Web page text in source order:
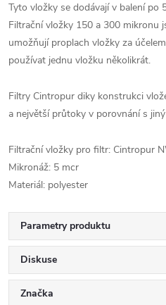
Tyto vložky se dodávají v balení po
Filtrační vložky 150 a 300 mikronu
umožňují proplach vložky za
používat jednu vložku několikrát.
Filtry Cintropur diky konstrukci
a největší průtoky v porovnání s
Filtrační vložky pro filtr: Cintropur
Mikronáž: 5 mcr
Materiál: polyester
Parametry produktu
Diskuse
Značka